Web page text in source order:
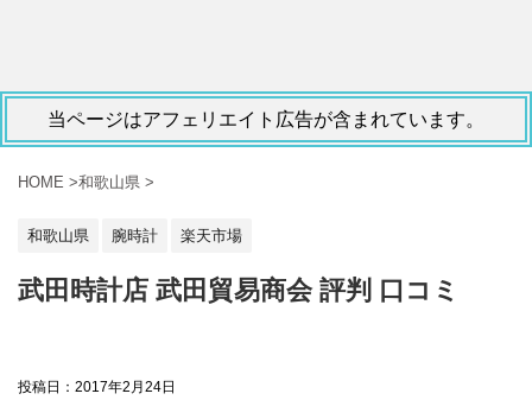
当ページはアフェリエイト広告が含まれています。
HOME >和歌山県 >
和歌山県 腕時計 楽天市場
武田時計店 武田貿易商会 評判 口コミ
投稿日： 2017年2月24日